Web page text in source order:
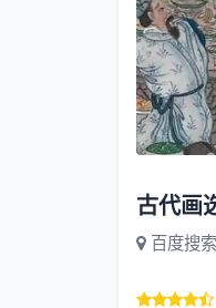
古代画
百度搜索